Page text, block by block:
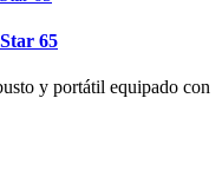
65
y portátil equipado con